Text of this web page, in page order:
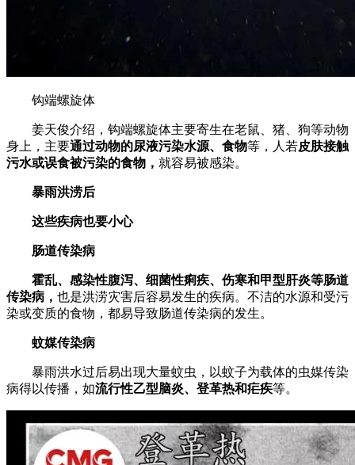
钩端螺旋体
姜天俊介绍，钩端螺旋体主要寄生在老鼠、猪、狗等动物
身上，主要通过动物的尿液污染水源、食物等，人若皮肤接触
污水或误食被污染的食物， 就容易被感染。
暴雨洪涝后
这些疾病也要小心
肠道传染病
霍乱、感染性腹泻、细菌性痢疾、伤寒和甲型肝炎等肠道
传染病， 也是洪涝灾害后容易发生的疾病。不洁的水源和受污
染或变质的食物，都易导致肠道传染病的发生。
蚊媒传染病
暴雨洪水过后易出现大量蚊虫，以蚊子为载体的虫媒传染
病得以传播，如流行性乙型脑炎、登革热和疟疾等。